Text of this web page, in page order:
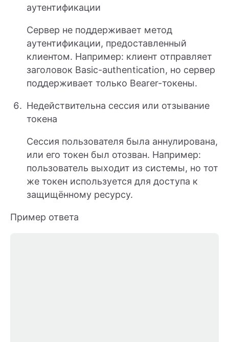
аутентификации
Сервер не поддерживает метод
аутентификации, предоставленный
клиентом. Например: клиент отправляет
заголовок Basic-authentication, но сервер
поддерживает только Bearer-токены.
Недействительна сессия или отзывание
токена
Сессия пользователя была аннулирована,
или его токен был отозван. Например:
пользователь выходит из системы, но тот
же токен используется для доступа к
защищённому ресурсу.
Пример ответа